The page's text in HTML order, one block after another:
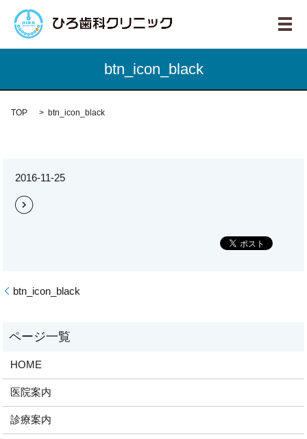
メ
btn_icon_black
TOP btn_icon_black
2016-11-25
btn_icon_black
HOME
医院案内
診療案内